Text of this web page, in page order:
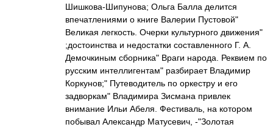
Шишкова-Шипунова; Ольга Балла делится
впечатлениями о книге Валерии Пустовой"
Великая легкость. Очерки культурного движения"
;достоинства и недостатки составленного Г. А.
Демочкиным сборника" Враги народа. Реквием по
русским интеллигентам" разбирает Владимир
Коркунов;" Путеводитель по оркестру и его
задворкам" Владимира Зисмана привлек
внимание Ильи Абеля. Фестиваль, на котором
побывал Александр Матусевич, -"Золотая